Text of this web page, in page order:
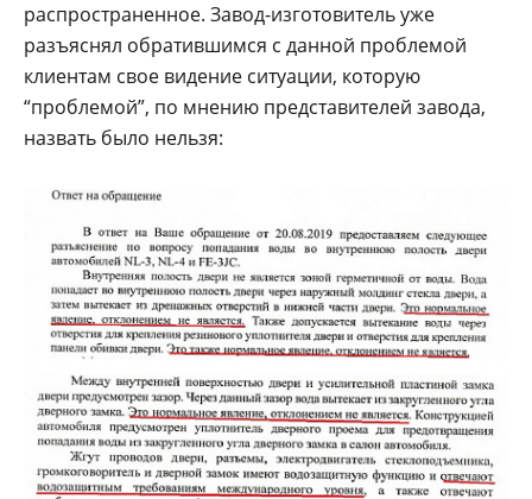
распространенное. Завод-изготовитель уже
разъяснял обратившимся с данной проблемой
клиентам свое видение ситуации, которую
“проблемой”, по мнению представителей завода,
назвать было нельзя: